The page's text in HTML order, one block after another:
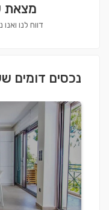
מצאת
דווח לנו
נכסים דומים